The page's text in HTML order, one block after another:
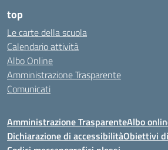
top
Le carte della scuola
Calendario attività
Albo Online
Amministrazione Trasparente
Comunicati
Amministrazione TrasparenteAlbo
Dichiarazione di accessibilitàObiettivi